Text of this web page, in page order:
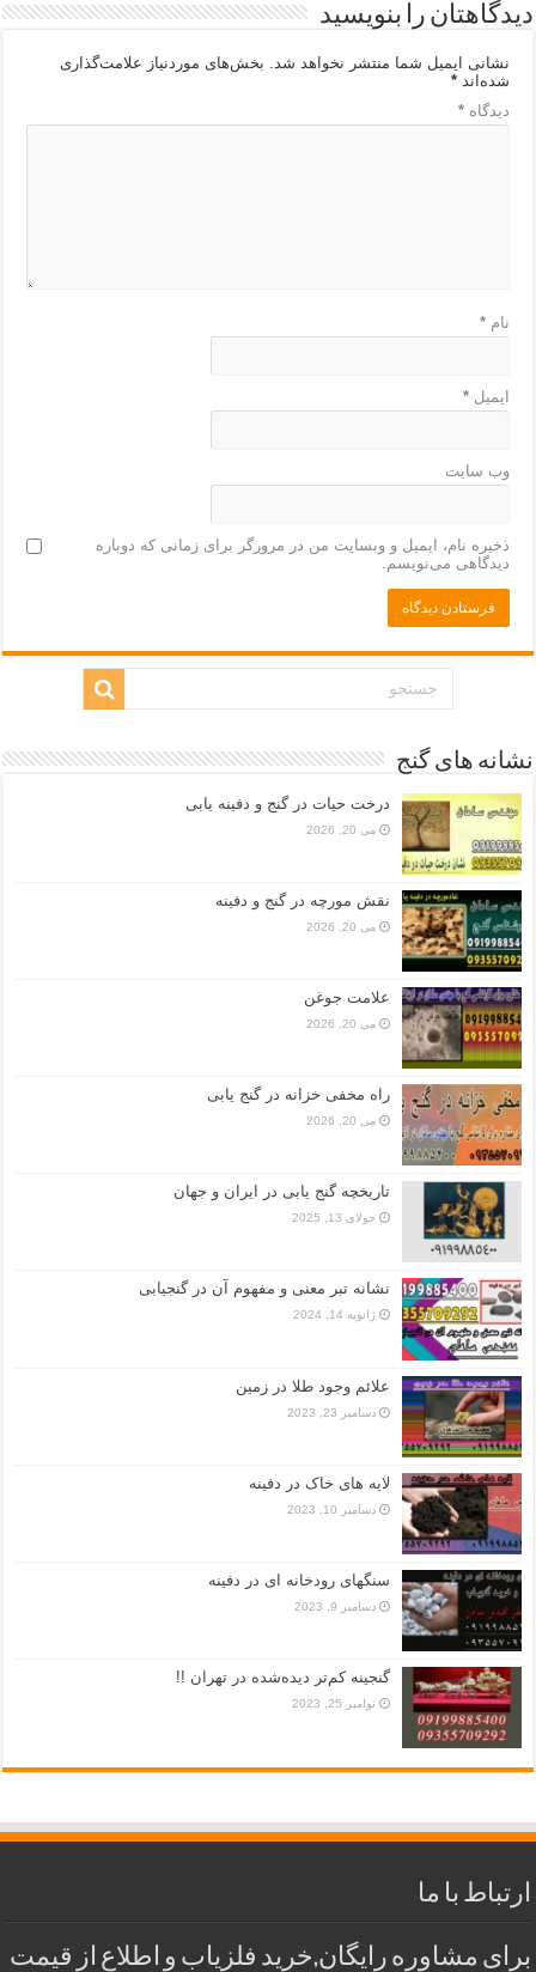
دیدگاهتان را بنویسید
نشانی ایمیل شما منتشر نخواهد شد.
بخش‌های موردنیاز علامت‌گذاری
شده‌اند*
دیدگاه*
نام*
ایمیل*
وب‌ سایت
ذخیره نام، ایمیل و وبسایت من در مرورگر برای زمانی که دوباره
دیدگاهی می‌نویسم.
نشانه های گنج
درخت حیات در گنج و دفینه یابی
می 20, 2026
نقش مورچه در گنج و دفینه
می 20, 2026
علامت جوغن
می 20, 2026
راه مخفی خزانه در گنج یابی
می 20, 2026
تاریخچه گنج‌ یابی در ایران و جهان
جولای 13, 2025
نشانه تبر معنی و مفهوم آن در گنجیابی
ژانویه 14, 2024
علائم وجود طلا در زمین
دسامبر 23, 2023
لایه های خاک در دفینه
دسامبر 10, 2023
سنگهای رودخانه ای در دفینه
دسامبر 9, 2023
گنجینه کم‌تر دیده‌شده در تهران !!
نوامبر 25, 2023
ارتباط با ما
برای مشاوره رایگان,خرید فلزیاب و اطلاع از قیمت